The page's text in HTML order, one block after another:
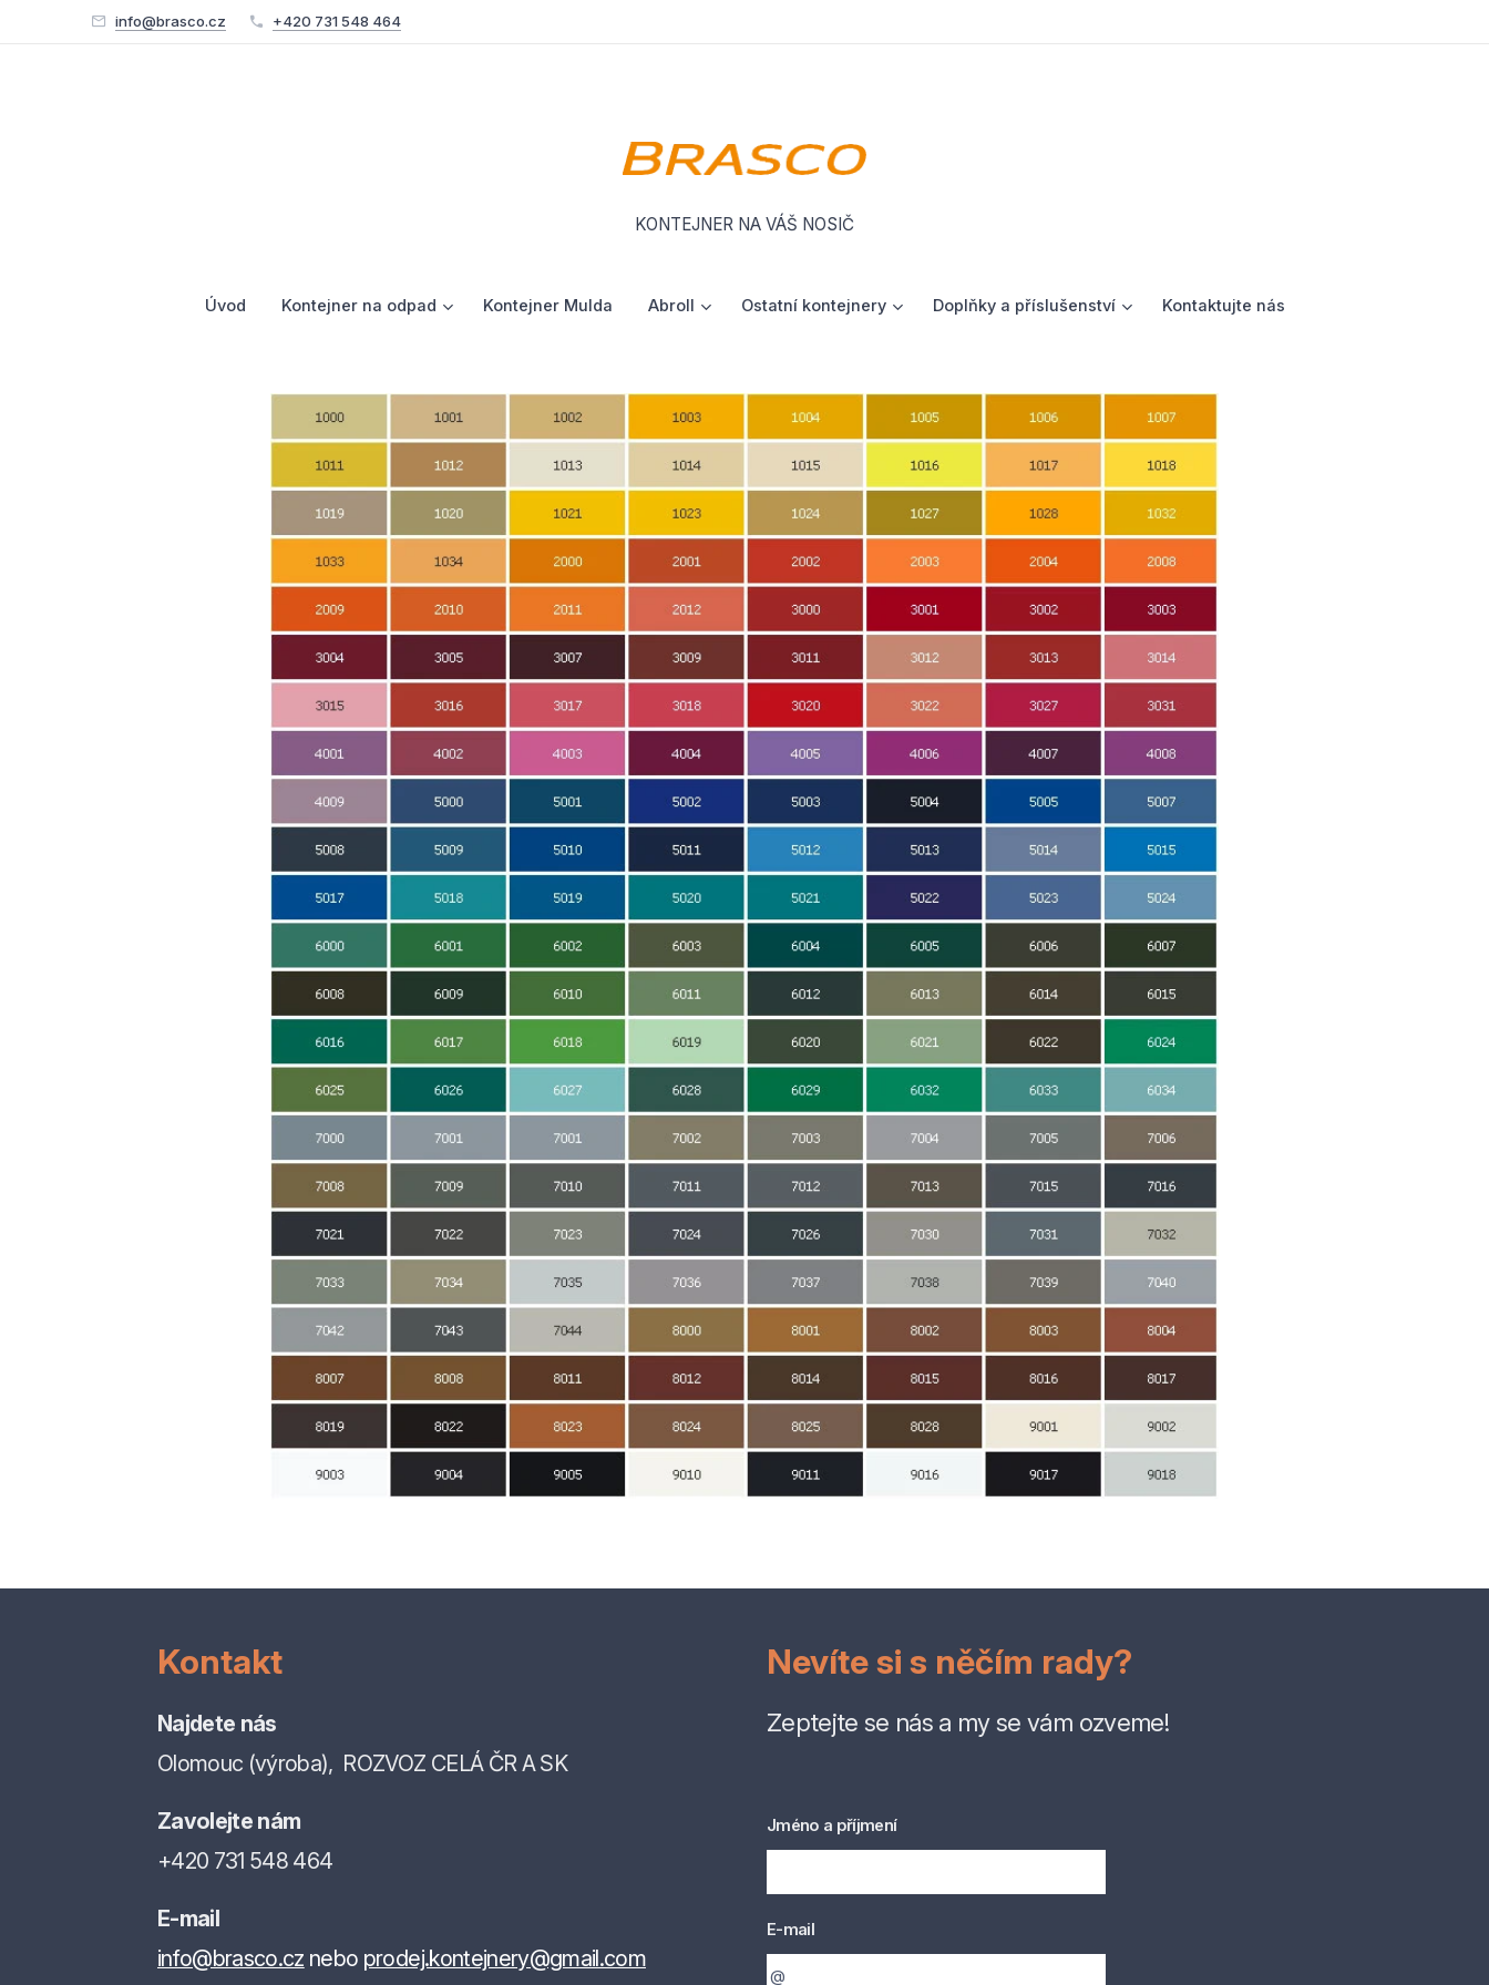
info@brasco.cz +420 731 548 464
KONTEJNER NA VÁŠ NOSIČ
Úvod Kontejner na odpad Kontejner Mulda Abroll Ostatní kontejnery Doplňky a příslušenství Kontaktujte nás
Kontakt
Najdete nás
Olomouc (výroba), ROZVOZ CELÁ ČR A SK
Zavolejte nám
+420 731 548 464
E-mail
info@brasco.cz nebo prodej.kontejnery@gmail.com
Nevíte si s něčím rady?
Zeptejte se nás a my se vám ozveme!
Jméno a příjmení
E-mail